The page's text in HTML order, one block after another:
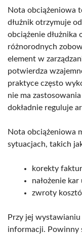
Nota obciążeniowa
dłużnik otrzymuje
obciążenie dłużnika
różnorodnych
element w
potwierdza
praktyce często
nie ma
dokładnie reguluje
Nota obciążeniowa
sytuacjach, takich
korekty
nałożenie
zwroty
Przy jej wystawianiu
informacji. Powinny